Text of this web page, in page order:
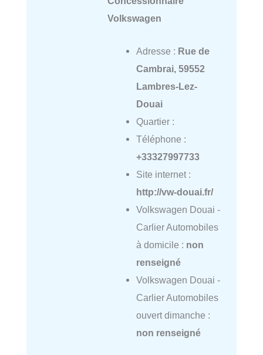
Volkswagen
Adresse : Rue de
Cambrai, 59552
Lambres-Lez-
Douai
Quartier :
Téléphone :
+33327997733
Site internet :
http://vw-douai.fr/
Volkswagen Douai -
Carlier Automobiles
à domicile : non
renseigné
Volkswagen Douai -
Carlier Automobiles
ouvert dimanche :
non renseigné